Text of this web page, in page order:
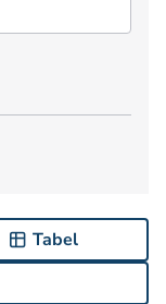
Tabel